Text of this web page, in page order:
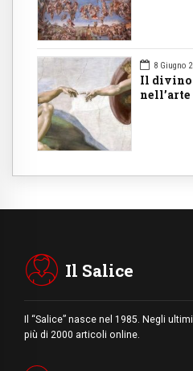
8 Giugno
Il divino
nell’arte
Il Salice
Il “Salice” nasce nel 1985. Negli
più di 2000 articoli online.